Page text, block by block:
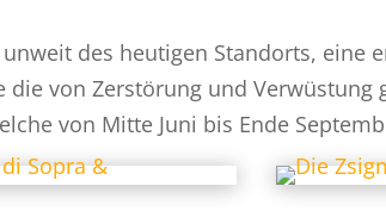
des heutigen Standorts, eine
die von Zerstörung und
von Mitte Juni bis Ende